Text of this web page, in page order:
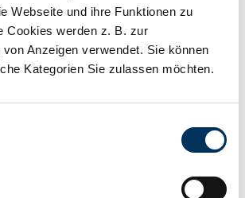
Webseite und ihre Funktionen zu
Cookies werden z. B. zur
Anzeigen verwendet. Sie können
Kategorien Sie zulassen möchten.
100,8Ah
Blei AGM